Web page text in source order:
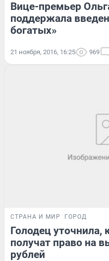
Вице-премьер
поддержала
богатых»
21 ноября, 2016, 16:25 969
СТРАНА И МИР ГОРОД
Голодец уточнила,
получат право на
рублей